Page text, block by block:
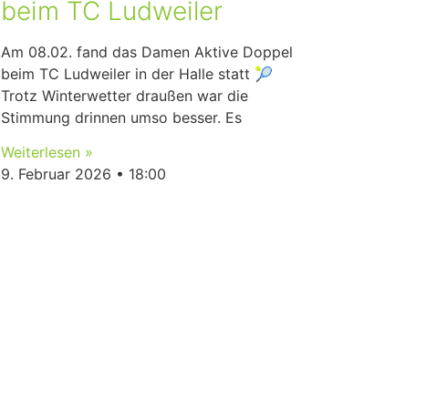
beim TC Ludweiler
Am 08.02. fand das Damen Aktive Doppel
beim TC Ludweiler in der Halle statt 🎾
Trotz Winterwetter draußen war die
Stimmung drinnen umso besser. Es
Weiterlesen »
9. Februar 2026
18:00